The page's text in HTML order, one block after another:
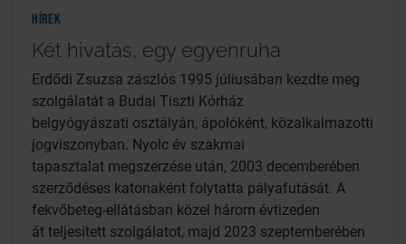
Hírek
Két hivatás, egy egyenruha
Erdődi Zsuzsa zászlós 1995 júliusában kezdte meg
szolgálatát a Budai Tiszti Kórház
belgyógyászati osztályán, ápolóként, közalkalmazotti
jogviszonyban. Nyolc év szakmai
tapasztalat megszerzése után, 2003 decemberében
szerződéses katonaként folytatta pályafutását. A
fekvőbeteg-ellátásban közel három évtizeden
át teljesített szolgálatot, majd 2023 szeptemberében